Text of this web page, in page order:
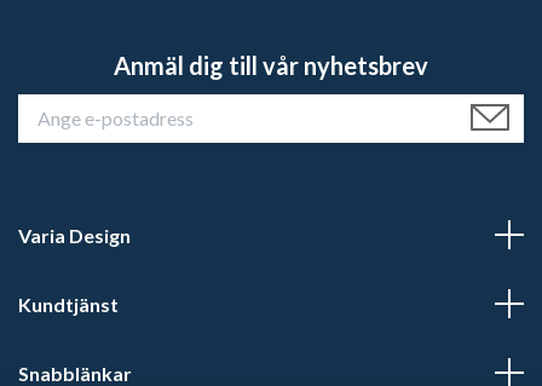
Anmäl dig till vår nyhetsbrev
Varia Design
Kundtjänst
Snabblänkar